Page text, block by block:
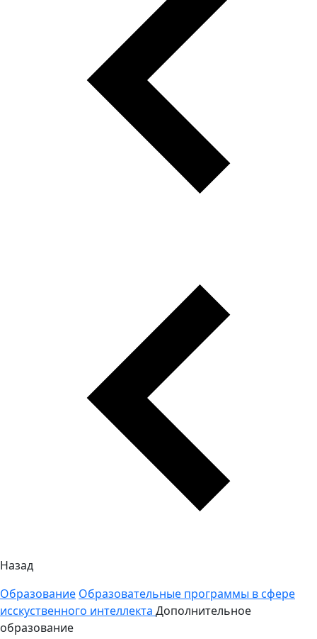
Назад
Образование Образовательные программы в сфере
исскуственного интеллекта Дополнительное
образование